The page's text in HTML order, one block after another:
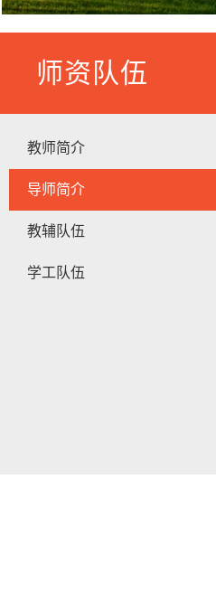
师资队伍
教师简介
导师简介
教辅队伍
学工队伍